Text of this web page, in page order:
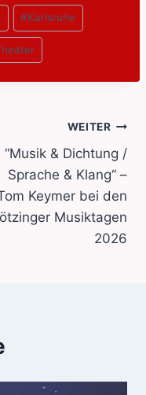
#Karlsruhe
WEITER
“Musik & Dichtung /
Sprache & Klang“ –
Keymer bei den
Musiktagen
2026